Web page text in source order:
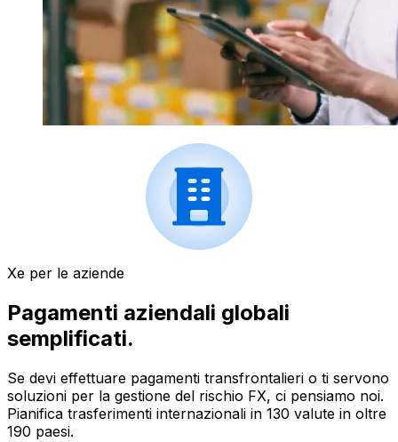
Xe per le aziende
Pagamenti aziendali globali
semplificati.
Se devi effettuare pagamenti transfrontalieri o ti servono
soluzioni per la gestione del rischio FX, ci pensiamo noi.
Pianifica trasferimenti internazionali in 130 valute in oltre
190 paesi.